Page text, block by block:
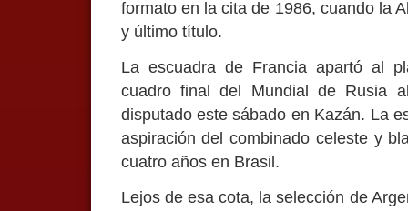
formato en la cita de 1986, cuando la
y último título.
La escuadra de Francia apartó al
cuadro final del Mundial de Rusia
disputado este sábado en Kazán. La
aspiración del combinado celeste y
cuatro años en Brasil.
Lejos de esa cota, la selección de